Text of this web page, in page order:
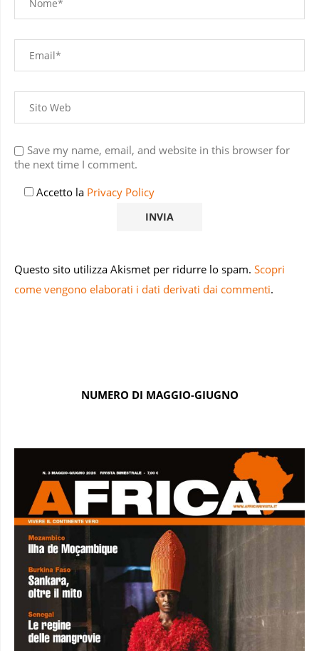
Save my name, email, and website in this browser for
the next time I comment.
Accetto la Privacy Policy
Questo sito utilizza Akismet per ridurre lo spam. Scopri
come vengono elaborati i dati derivati dai commenti.
NUMERO DI MAGGIO-GIUGNO